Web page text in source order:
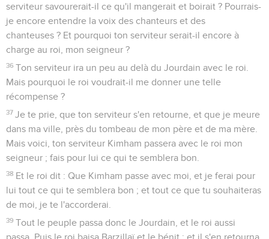
serviteur savourerait-il ce qu'il mangerait et boirait ? Pourrais-
je encore entendre la voix des chanteurs et des
chanteuses ? Et pourquoi ton serviteur serait-il encore à
charge au roi, mon seigneur ?
36 Ton serviteur ira un peu au delà du Jourdain avec le roi.
Mais pourquoi le roi voudrait-il me donner une telle
récompense ?
37 Je te prie, que ton serviteur s'en retourne, et que je meure
dans ma ville, près du tombeau de mon père et de ma mère.
Mais voici, ton serviteur Kimham passera avec le roi mon
seigneur ; fais pour lui ce qui te semblera bon.
38 Et le roi dit : Que Kimham passe avec moi, et je ferai pour
lui tout ce qui te semblera bon ; et tout ce que tu souhaiteras
de moi, je te l'accorderai.
39 Tout le peuple passa donc le Jourdain, et le roi aussi
passa. Puis le roi baisa Barzillaï et le bénit ; et il s'en retourna